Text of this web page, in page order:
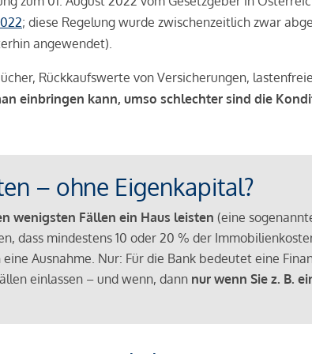
; diese Regelung wurde zwischenzeitlich zwar
angewendet).
Rückkaufswerte von Versicherungen,
einbringen kann, umso schlechter sind die
– ohne Eigenkapital?
wenigsten Fällen ein Haus leisten (eine
dass mindestens 10 oder 20 % der
Ausnahme. Nur: Für die Bank bedeutet eine
einlassen – und wenn, dann nur wenn Sie z. B.